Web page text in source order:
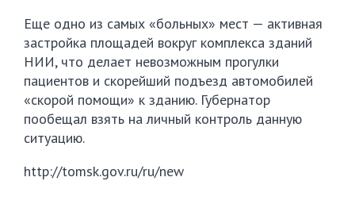
Еще одно из самых «больных» мест — активная
застройка площадей вокруг комплекса зданий
НИИ, что делает невозможным прогулки
пациентов и скорейший подъезд автомобилей
«скорой помощи» к зданию. Губернатор
пообещал взять на личный контроль данную
ситуацию.
http://tomsk.gov.ru/ru/new